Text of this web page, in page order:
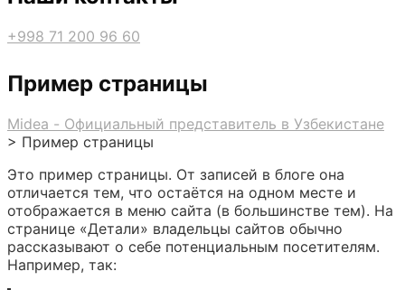
+998 71 200 96 60
Пример страницы
Midea - Официальный представитель в Узбекистане
> Пример страницы
Это пример страницы. От записей в блоге она
отличается тем, что остаётся на одном месте и
отображается в меню сайта (в большинстве тем). На
странице «Детали» владельцы сайтов обычно
рассказывают о себе потенциальным посетителям.
Например, так: